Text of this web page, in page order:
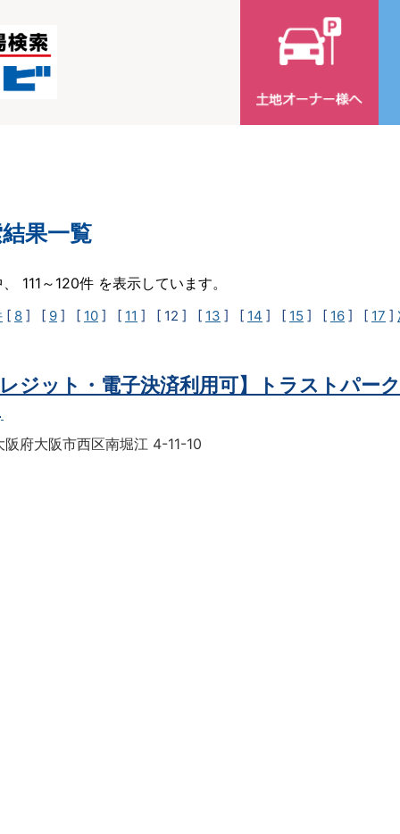
果一覧
111～120件 を表示しています。
[ 8 ] [ 9 ] [ 10 ] [ 11 ] [ 12 ] [ 13 ] [ 14 ] [ 15 ] [ 16 ] [ 17 ]
レジット・電子決済利用可】トラストパー
阪府大阪市西区南堀江 4-11-10